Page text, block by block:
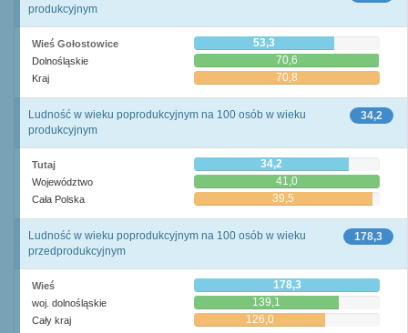
produkcyjnym
Wieś Gołostowice 53,3
Dolnośląskie 70,6
Kraj 70,8
34,2
Ludność w wieku poprodukcyjnym na 100 osób w wieku
produkcyjnym
Tutaj 34,2
Województwo 41,0
Cała Polska 39,5
178,3
Ludność w wieku poprodukcyjnym na 100 osób w wieku
przedprodukcyjnym
Wieś 178,3
woj. dolnośląskie 139,1
Cały kraj 126,0